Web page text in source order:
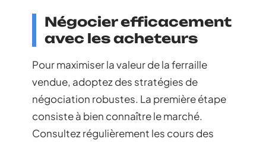
Négocier efficacement
avec les acheteurs
Pour maximiser la valeur de la ferraille
vendue, adoptez des stratégies de
négociation robustes. La première étape
consiste à bien connaître le marché.
Consultez régulièrement les cours des